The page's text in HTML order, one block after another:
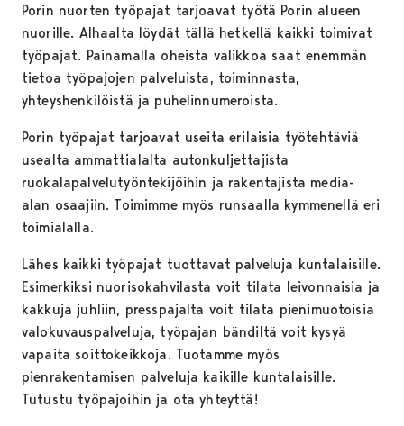
Porin nuorten työpajat tarjoavat työtä Porin alueen
nuorille. Alhaalta löydät tällä hetkellä kaikki toimivat
työpajat. Painamalla oheista valikkoa saat enemmän
tietoa työpajojen palveluista, toiminnasta,
yhteyshenkilöistä ja puhelinnumeroista.
Porin työpajat tarjoavat useita erilaisia työtehtäviä
usealta ammattialalta autonkuljettajista
ruokalapalvelutyöntekijöihin ja rakentajista media-
alan osaajiin. Toimimme myös runsaalla kymmenellä eri
toimialalla.
Lähes kaikki työpajat tuottavat palveluja kuntalaisille.
Esimerkiksi nuorisokahvilasta voit tilata leivonnaisia ja
kakkuja juhliin, presspajalta voit tilata pienimuotoisia
valokuvauspalveluja, työpajan bändiltä voit kysyä
vapaita soittokeikkoja. Tuotamme myös
pienrakentamisen palveluja kaikille kuntalaisille.
Tutustu työpajoihin ja ota yhteyttä!